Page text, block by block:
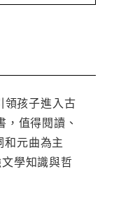
領孩子進入古
值得閱讀、
元曲為主
學知識與哲